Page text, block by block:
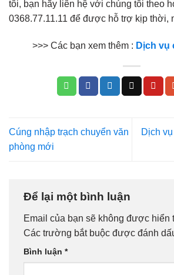
tôi, bạn hãy liên hệ với chúng tôi theo
0368.77.11.11 để được hỗ trợ kịp thời,
>>> Các bạn xem thêm : Dịch vụ
Cúng nhập trạch chuyển văn
phòng mới
Dịch
Để lại một bình luận
Email của bạn sẽ không được hiển
Các trường bắt buộc được đánh
Bình luận *